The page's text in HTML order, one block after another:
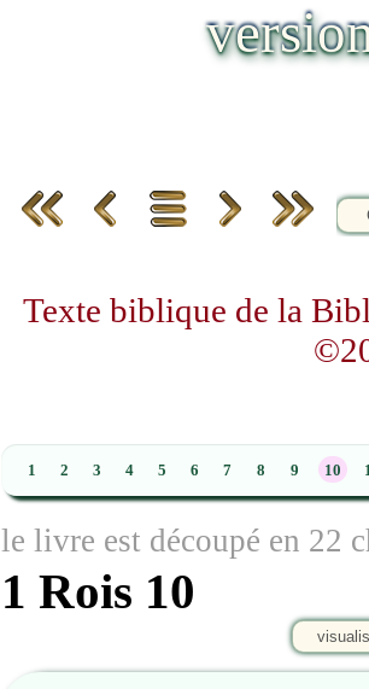
Texte biblique de la
1 2 3 4 5 6 7 8 9 10
le livre est découpé en 22
1 Rois 10